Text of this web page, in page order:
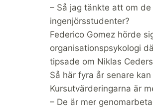
– Så jag tänkte att om
ingenjörsstudenter?
Federico Gomez hörde
organisationspsykologi
tipsade om Niklas
Så här fyra år senare
Kursutvärderingarna är
– De är mer